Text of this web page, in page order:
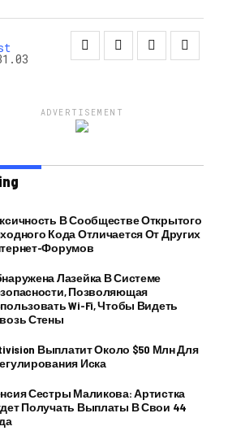
ADVERTISEMENT
В Сообществе Открытого
Кода Отличается От Других
Форумов
Лазейка В Системе
Позволяющая
Wi-Fi, Чтобы Видеть
Стены
Выплатит Около $50 Млн Для
Иска
Сестры Маликова: Артистка
Получать Выплаты В Свои 44